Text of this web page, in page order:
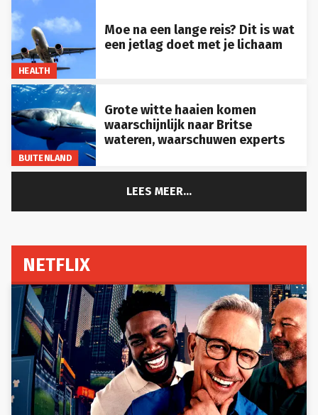
HEALTH
Moe na een lange reis? Dit is wat
een jetlag doet met je lichaam
BUITENLAND
Grote witte haaien komen
waarschijnlijk naar Britse
wateren, waarschuwen experts
LEES MEER...
NETFLIX